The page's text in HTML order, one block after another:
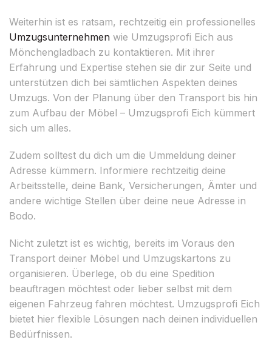
Weiterhin ist es ratsam, rechtzeitig ein professionelles
Umzugsunternehmen wie Umzugsprofi Eich aus
Mönchengladbach zu kontaktieren. Mit ihrer
Erfahrung und Expertise stehen sie dir zur Seite und
unterstützen dich bei sämtlichen Aspekten deines
Umzugs. Von der Planung über den Transport bis hin
zum Aufbau der Möbel – Umzugsprofi Eich kümmert
sich um alles.
Zudem solltest du dich um die Ummeldung deiner
Adresse kümmern. Informiere rechtzeitig deine
Arbeitsstelle, deine Bank, Versicherungen, Ämter und
andere wichtige Stellen über deine neue Adresse in
Bodo.
Nicht zuletzt ist es wichtig, bereits im Voraus den
Transport deiner Möbel und Umzugskartons zu
organisieren. Überlege, ob du eine Spedition
beauftragen möchtest oder lieber selbst mit dem
eigenen Fahrzeug fahren möchtest. Umzugsprofi Eich
bietet hier flexible Lösungen nach deinen individuellen
Bedürfnissen.